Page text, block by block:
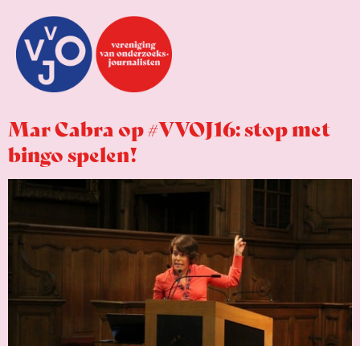
Mar Cabra op #VVOJ16: stop met
bingo spelen!